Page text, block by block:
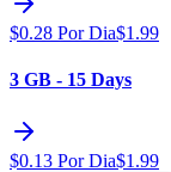
$0.28 Por Dia$1.99
3 GB - 15 Days
$0.13 Por Dia$1.99